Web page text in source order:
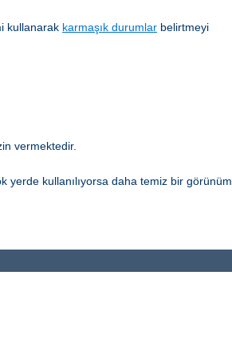
kullanarak karmaşık durumlar belirtmeyi
vermektedir.
yerde kullanılıyorsa daha temiz bir görünüm